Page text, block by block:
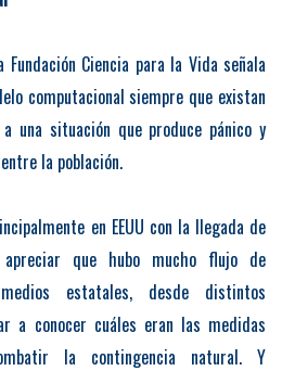
Ciencia para la Vida señala
computacional siempre que existan
una situación que produce pánico y
la población.
en EEUU con la llegada de
apreciar que hubo mucho flujo de
estatales, desde distintos
a conocer cuáles eran las medidas
la contingencia natural. Y